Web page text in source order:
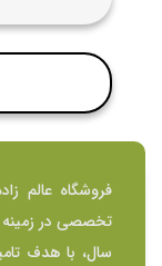
فروشگاه عالم
تخصصی در زمینه
سال، با هدف